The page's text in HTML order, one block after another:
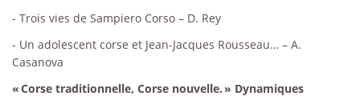
- Trois vies de Sampiero Corso – D. Rey
- Un adolescent corse et Jean-Jacques Rousseau… – A.
Casanova
« Corse traditionnelle, Corse nouvelle. » Dynamiques